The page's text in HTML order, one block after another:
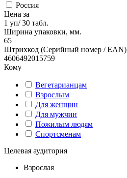
Россия
Цена за
1 уп/ 30 табл.
Ширина упаковки, мм.
65
Штрихкод (Серийный номер / EAN)
4606492015759
Кому
Вегетарианцам
Взрослым
Для женщин
Для мужчин
Пожилым людям
Спортсменам
Целевая аудитория
Взрослая